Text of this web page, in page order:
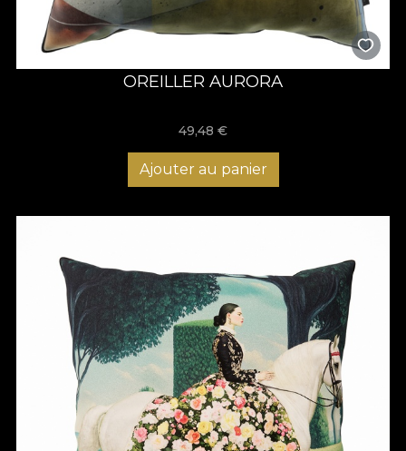
OREILLER AURORA
49,48 €
Ajouter au panier